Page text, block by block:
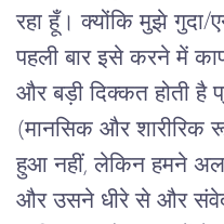
रहा हूँ। क्योंकि मुझे गुदा/
पहली बार इसे करने में
और बड़ी दिक्कत होती है
(मानसिक और
हुआ नहीं, लेकिन हमने
और उसने धीरे से और